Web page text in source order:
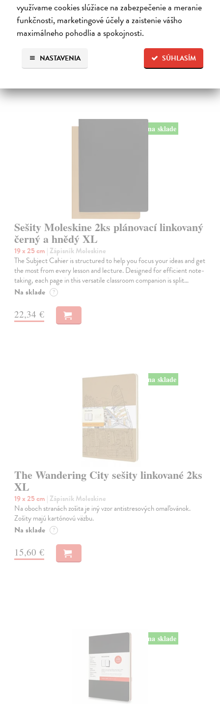
využívame cookies slúžiace na zabezpečenie a meranie
funkčnosti, marketingové účely a zaistenie vášho
maximálneho pohodlia a spokojnosti.
SÚHLASÍM
NASTAVENIA
Sada dvou velkých čistých sešitů oslavující architekturu a design
Antoni Gaudího v podobě barcelonského domu Casa Batlló. Objevte
inspiraci v díle jednoho z největších architektů všech dob Antoni
Gaudího…
21,00 €
na sklade
Sešity Moleskine 2ks plánovací linkovaný
černý a hnědý XL
19 x 25 cm | Zápisník Moleskine
The Subject Cahier is structured to help you focus your ideas and get
the most from every lesson and lecture. Designed for efficient note-
taking, each page in this versatile classroom companion is split…
Na sklade ?
22,34 €
na sklade
The Wandering City sešity linkované 2ks
XL
19 x 25 cm | Zápisník Moleskine
Na oboch stranách zošita je iný vzor antistresových omaľovánok.
Zošity majú kartónovú väzbu.
Na sklade ?
15,60 €
na sklade